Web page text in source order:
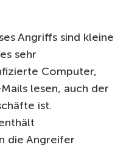
Angriffs sind kleine
sehr
Computer,
lesen, auch der
ist.
die Angreifer